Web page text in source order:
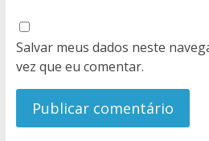
Salvar meus dados neste
vez que eu comentar.